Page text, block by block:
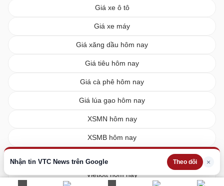
Nhận tin VTC News trên Google Theo dõi ×
Giá xe ô tô
Giá xe máy
Giá xăng dầu hôm nay
Giá tiêu hôm nay
Giá cà phê hôm nay
Giá lúa gạo hôm nay
XSMN hôm nay
XSMB hôm nay
Vietlott hôm nay